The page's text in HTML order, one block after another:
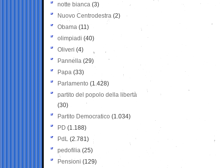
notte bianca (3)
Nuovo Centrodestra (2)
Obama (11)
olimpiadi (40)
Oliveri (4)
Pannella (29)
Papa (33)
Parlamento (1.428)
partito del popolo della libertà
(30)
Partito Democratico (1.034)
PD (1.188)
PdL (2.781)
pedofilia (25)
Pensioni (129)